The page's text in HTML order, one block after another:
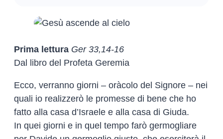
Prima lettura Ger 33,14-16
Dal libro del Profeta Geremia
Ecco, verranno giorni – oràcolo del Signore – nei
quali io realizzerò le promesse di bene che ho
fatto alla casa d’Israele e alla casa di Giuda.
In quei giorni e in quel tempo farò germogliare